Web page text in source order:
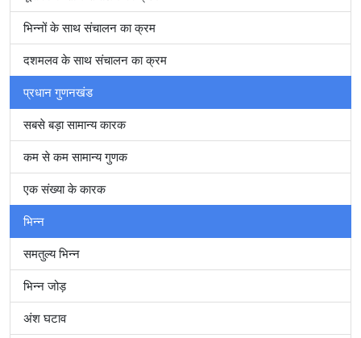
भिन्नों के साथ संचालन का क्रम
दशमलव के साथ संचालन का क्रम
प्रधान गुणनखंड
सबसे बड़ा सामान्य कारक
कम से कम सामान्य गुणक
एक संख्या के कारक
भिन्न
समतुल्य भिन्न
भिन्न जोड़
अंश घटाव